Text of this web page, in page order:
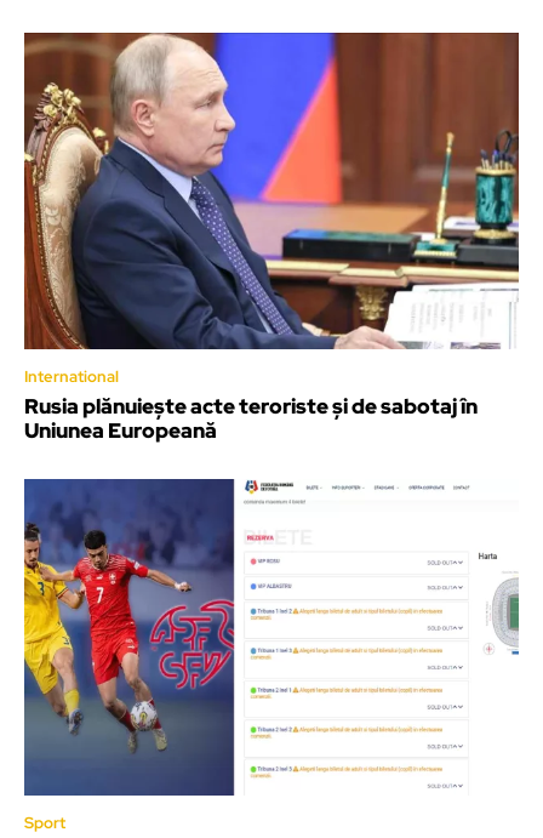
International
Rusia plănuiește acte teroriste și de sabotaj în
Uniunea Europeană
Sport